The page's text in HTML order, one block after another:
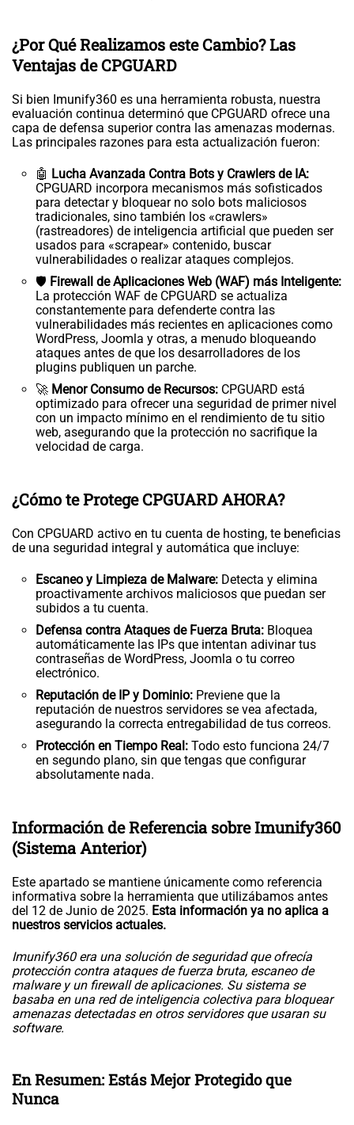
¿Por Qué Realizamos este Cambio? Las
Ventajas de CPGUARD
Si bien Imunify360 es una herramienta robusta, nuestra
evaluación continua determinó que CPGUARD ofrece una
capa de defensa superior contra las amenazas modernas.
Las principales razones para esta actualización fueron:
🤖 Lucha Avanzada Contra Bots y Crawlers de IA:
CPGUARD incorpora mecanismos más sofisticados
para detectar y bloquear no solo bots maliciosos
tradicionales, sino también los «crawlers»
(rastreadores) de inteligencia artificial que pueden ser
usados para «scrapear» contenido, buscar
vulnerabilidades o realizar ataques complejos.
🛡️ Firewall de Aplicaciones Web (WAF) más Inteligente:
La protección WAF de CPGUARD se actualiza
constantemente para defenderte contra las
vulnerabilidades más recientes en aplicaciones como
WordPress, Joomla y otras, a menudo bloqueando
ataques antes de que los desarrolladores de los
plugins publiquen un parche.
🚀 Menor Consumo de Recursos: CPGUARD está
optimizado para ofrecer una seguridad de primer nivel
con un impacto mínimo en el rendimiento de tu sitio
web, asegurando que la protección no sacrifique la
velocidad de carga.
¿Cómo te Protege CPGUARD AHORA?
Con CPGUARD activo en tu cuenta de hosting, te beneficias
de una seguridad integral y automática que incluye:
Escaneo y Limpieza de Malware: Detecta y elimina
proactivamente archivos maliciosos que puedan ser
subidos a tu cuenta.
Defensa contra Ataques de Fuerza Bruta: Bloquea
automáticamente las IPs que intentan adivinar tus
contraseñas de WordPress, Joomla o tu correo
electrónico.
Reputación de IP y Dominio: Previene que la
reputación de nuestros servidores se vea afectada,
asegurando la correcta entregabilidad de tus correos.
Protección en Tiempo Real: Todo esto funciona 24/7
en segundo plano, sin que tengas que configurar
absolutamente nada.
Información de Referencia sobre Imunify360
(Sistema Anterior)
Este apartado se mantiene únicamente como referencia
informativa sobre la herramienta que utilizábamos antes
del 12 de Junio de 2025. Esta información ya no aplica a
nuestros servicios actuales.
Imunify360 era una solución de seguridad que ofrecía
protección contra ataques de fuerza bruta, escaneo de
malware y un firewall de aplicaciones. Su sistema se
basaba en una red de inteligencia colectiva para bloquear
amenazas detectadas en otros servidores que usaran su
software.
En Resumen: Estás Mejor Protegido que
Nunca